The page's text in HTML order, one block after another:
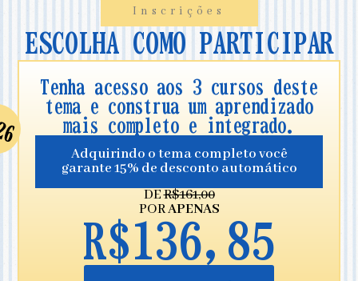
Inscrições
ESCOLHA COMO PARTICIPAR
Tenha acesso aos 3 cursos deste
tema e construa um aprendizado
mais completo e integrado.
Adquirindo o tema completo você
garante 15% de desconto automático
DER$161,00
PORAPENAS
R$136,85